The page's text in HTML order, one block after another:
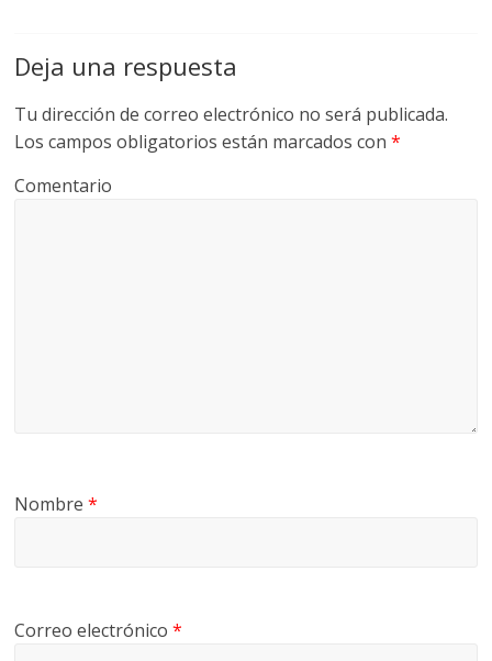
Deja una respuesta
Tu dirección de correo electrónico no será publicada.
Los campos obligatorios están marcados con*
Comentario
Nombre*
Correo electrónico*